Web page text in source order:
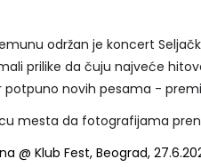
održan je koncert
prilike da čuju najveće
potpuno novih pesama -
mesta da fotografijama